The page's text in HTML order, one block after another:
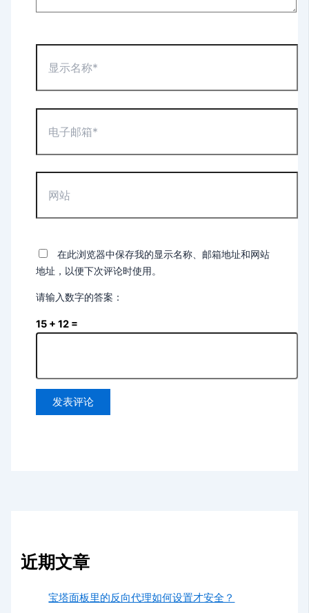
称
箱
*
在此浏览器中保存我的显示名称、邮箱地址和网站
地址，以便下次评论时使用。
请输入数字的答案：
15 + 12 =
近期文章
宝塔面板里的反向代理如何设置才安全？